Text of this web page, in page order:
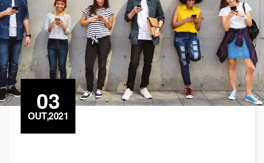
03
OUT,2021